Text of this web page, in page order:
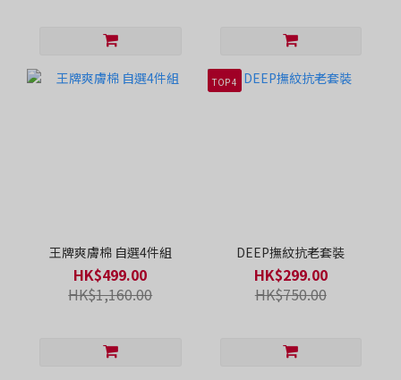
王牌爽膚棉 自選4件組
HK$499.00
HK$1,160.00
TOP 4
DEEP撫紋抗老套裝
HK$299.00
HK$750.00